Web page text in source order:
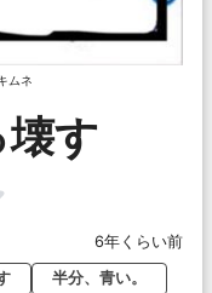
ムネ
す
6年くらい前
半分、青い。